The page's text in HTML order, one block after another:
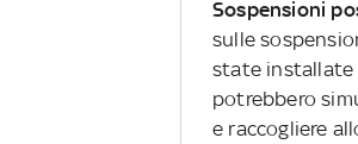
Sospensioni
sulle
state installate
potrebbero
e raccogliere